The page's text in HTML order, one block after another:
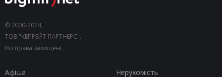
© 2000-2024,
ТОВ "КЕПРЕЙТ ПАРТНЕРС".
Всі права захищені.
Афіша
Нерухомість